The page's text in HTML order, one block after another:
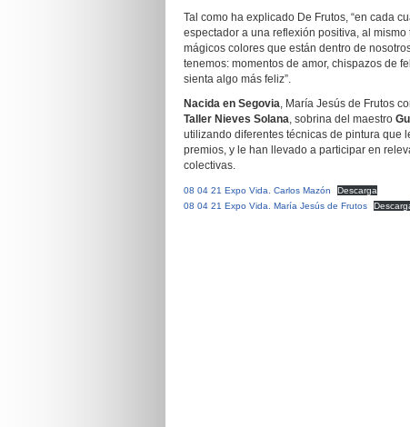
Tal como ha explicado De Frutos, “en cada
espectador a una reflexión positiva, al
mágicos colores que están dentro de
tenemos: momentos de amor, chispazos de
sienta algo más feliz”.
Nacida en Segovia, María Jesús de Frutos
Taller Nieves Solana, sobrina del maestro
utilizando diferentes técnicas de pintura que
premios, y le han llevado a participar en
colectivas.
08 04 21 Expo Vida. Carlos Mazón
Descarga
08 04 21 Expo Vida. María Jesús de Frutos